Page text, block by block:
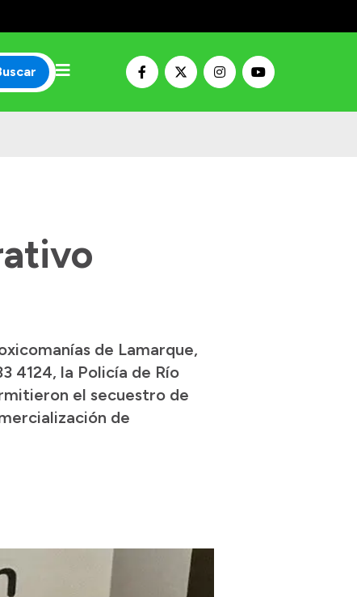
de Lamarque,
4124, la Policía de Río
el secuestro de
de